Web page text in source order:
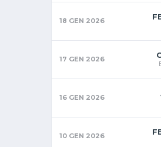
18 GEN 2026
17 GEN 2026
16 GEN 2026
10 GEN 2026